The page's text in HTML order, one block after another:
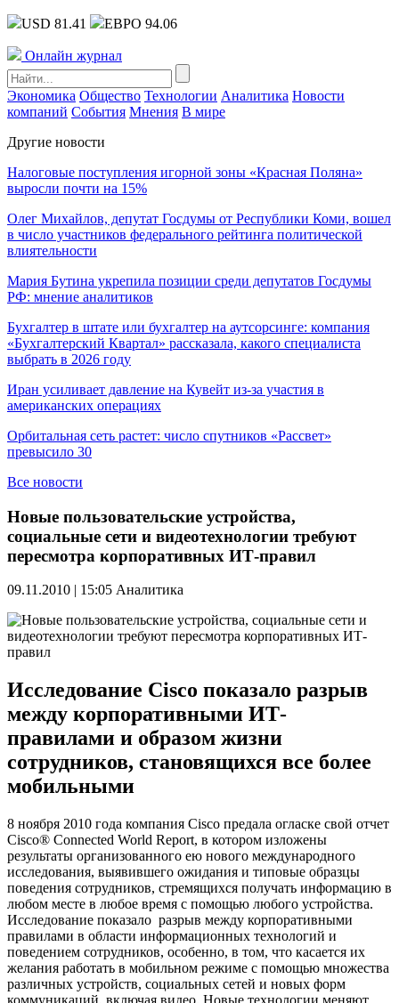
USD 81.41 ЕВРО 94.06
Онлайн журнал
Экономика Общество Технологии Аналитика Новости
компаний События Мнения В мире
Другие новости
Налоговые поступления игорной зоны «Красная Поляна»
выросли почти на 15%
Олег Михайлов, депутат Госдумы от Республики Коми, вошел
в число участников федерального рейтинга политической
влиятельности
Мария Бутина укрепила позиции среди депутатов Госдумы
РФ: мнение аналитиков
Бухгалтер в штате или бухгалтер на аутсорсинге: компания
«Бухгалтерский Квартал» рассказала, какого специалиста
выбрать в 2026 году
Иран усиливает давление на Кувейт из-за участия в
американских операциях
Орбитальная сеть растет: число спутников «Рассвет»
превысило 30
Все новости
Новые пользовательские устройства,
социальные сети и видеотехнологии требуют
пересмотра корпоративных ИТ-правил
09.11.2010 | 15:05 Аналитика
Исследование Cisco показало разрыв
между корпоративными ИТ-
правилами и образом жизни
сотрудников, становящихся все более
мобильными
8 ноября 2010 года компания Cisco предала огласке свой отчет
Cisco® Connected World Report, в котором изложены
результаты организованного ею нового международного
исследования, выявившего ожидания и типовые образцы
поведения сотрудников, стремящихся получать информацию в
любом месте в любое время с помощью любого устройства.
Исследование показало разрыв между корпоративными
правилами в области информационных технологий и
поведением сотрудников, особенно, в том, что касается их
желания работать в мобильном режиме с помощью множества
различных устройств, социальных сетей и новых форм